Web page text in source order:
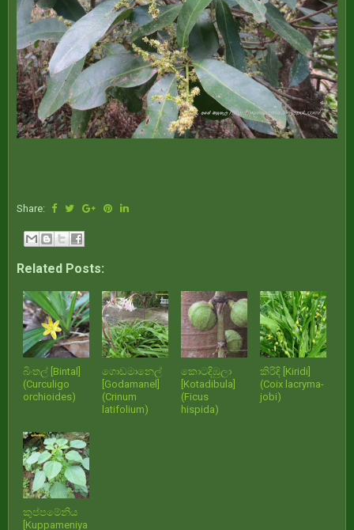
Share:
Related Posts:
බිංතල් [Bintal]
(Curculigo
orchioides)
ගොඩමානෙල්
[Godamanel]
(Crinum
latifolium)
කොටදිඹුලා
[Kotadibula]
(Ficus
hispida)
කිරිඳි [Kiridi]
(Coix lacryma-
jobi)
කුප්පමේනිය
[Kuppameniya